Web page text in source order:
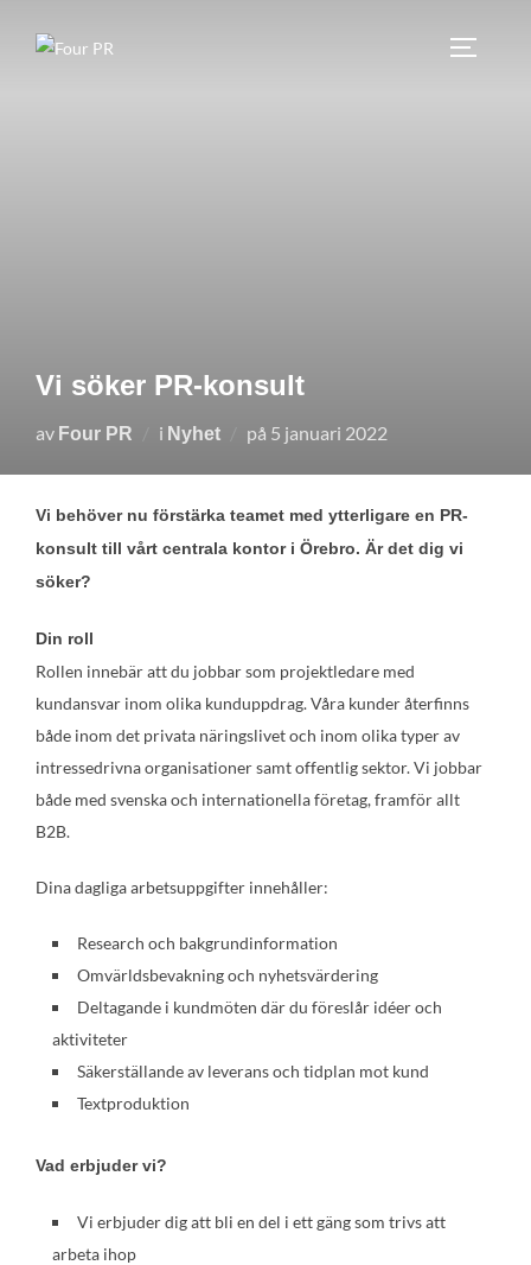
Vi söker PR-konsult
av Four PR i Nyhet på Publicerat
5 januari 2022
Vi behöver nu förstärka teamet med ytterligare en PR-
konsult till vårt centrala kontor i Örebro. Är det dig vi
söker?
Din roll
Rollen innebär att du jobbar som projektledare med
kundansvar inom olika kunduppdrag. Våra kunder återfinns
både inom det privata näringslivet och inom olika typer av
intressedrivna organisationer samt offentlig sektor. Vi jobbar
både med svenska och internationella företag, framför allt
B2B.
Dina dagliga arbetsuppgifter innehåller:
Research och bakgrundinformation
Omvärldsbevakning och nyhetsvärdering
Deltagande i kundmöten där du föreslår idéer och
aktiviteter
Säkerställande av leverans och tidplan mot kund
Textproduktion
Vad erbjuder vi?
Vi erbjuder dig att bli en del i ett gäng som trivs att
arbeta ihop